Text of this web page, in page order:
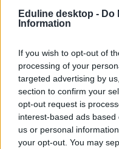
Eduline desktop - Do
Information
If you wish to opt-out of
processing of your
targeted advertising by
section to confirm your
opt-out request is
interest-based ads
us or personal
your opt-out. You may
irodalmi teszt
irodalom teszt
Hozzászólások